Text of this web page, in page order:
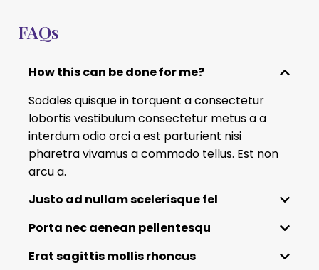
FAQs
How this can be done for me?
Sodales quisque in torquent a consectetur
lobortis vestibulum consectetur metus a a
interdum odio orci a est parturient nisi
pharetra vivamus a commodo tellus. Est non
arcu a.
Justo ad nullam scelerisque fel
Porta nec aenean pellentesqu
Erat sagittis mollis rhoncus